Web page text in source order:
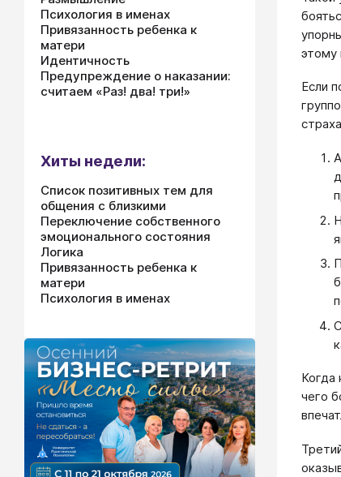
этому
Если
Когда
чего
Психология в именах
Привязанность ребенка к
матери
Идентичность
Предупреждение о наказании:
считаем «Раз! два! три!»
Хиты недели:
Список позитивных тем для
общения с близкими
Переключение собственного
эмоционального состояния
Логика
Привязанность ребенка к
матери
Психология в именах